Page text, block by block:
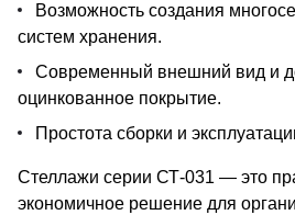
Возможность создания
систем хранения.
Современный внешний вид и
оцинкованное покрытие.
Простота сборки и
Стеллажи серии СТ-031 — это
экономичное решение для